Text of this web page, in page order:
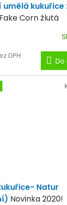
umělá kukuřice
Corn žlutá
DPH
Do
Natur
Novinka 2020!